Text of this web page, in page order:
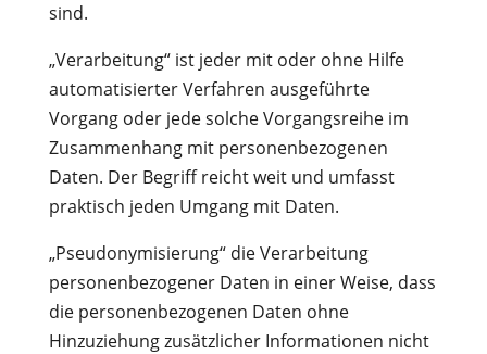
sind.
„Verarbeitung“ ist jeder mit oder ohne Hilfe
automatisierter Verfahren ausgeführte
Vorgang oder jede solche Vorgangsreihe im
Zusammenhang mit personenbezogenen
Daten. Der Begriff reicht weit und umfasst
praktisch jeden Umgang mit Daten.
„Pseudonymisierung“ die Verarbeitung
personenbezogener Daten in einer Weise, dass
die personenbezogenen Daten ohne
Hinzuziehung zusätzlicher Informationen nicht